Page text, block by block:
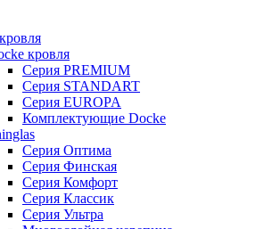
кровля
Серия PREMIUM
Серия STANDART
Серия EUROPA
Комплектующие Docke
Серия Оптима
Серия Финская
Серия Комфорт
Серия Классик
Серия Ультра